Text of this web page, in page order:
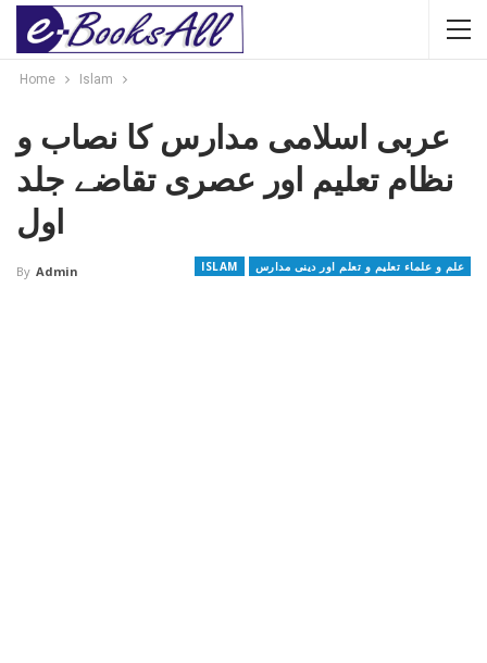
Home Islam
عربی اسلامی مدارس کا نصاب و
نظام تعلیم اور عصری تقاضے جلد
اول
ISLAM علم و علماء تعلیم و تعلم اور دینی مدارس By Admin